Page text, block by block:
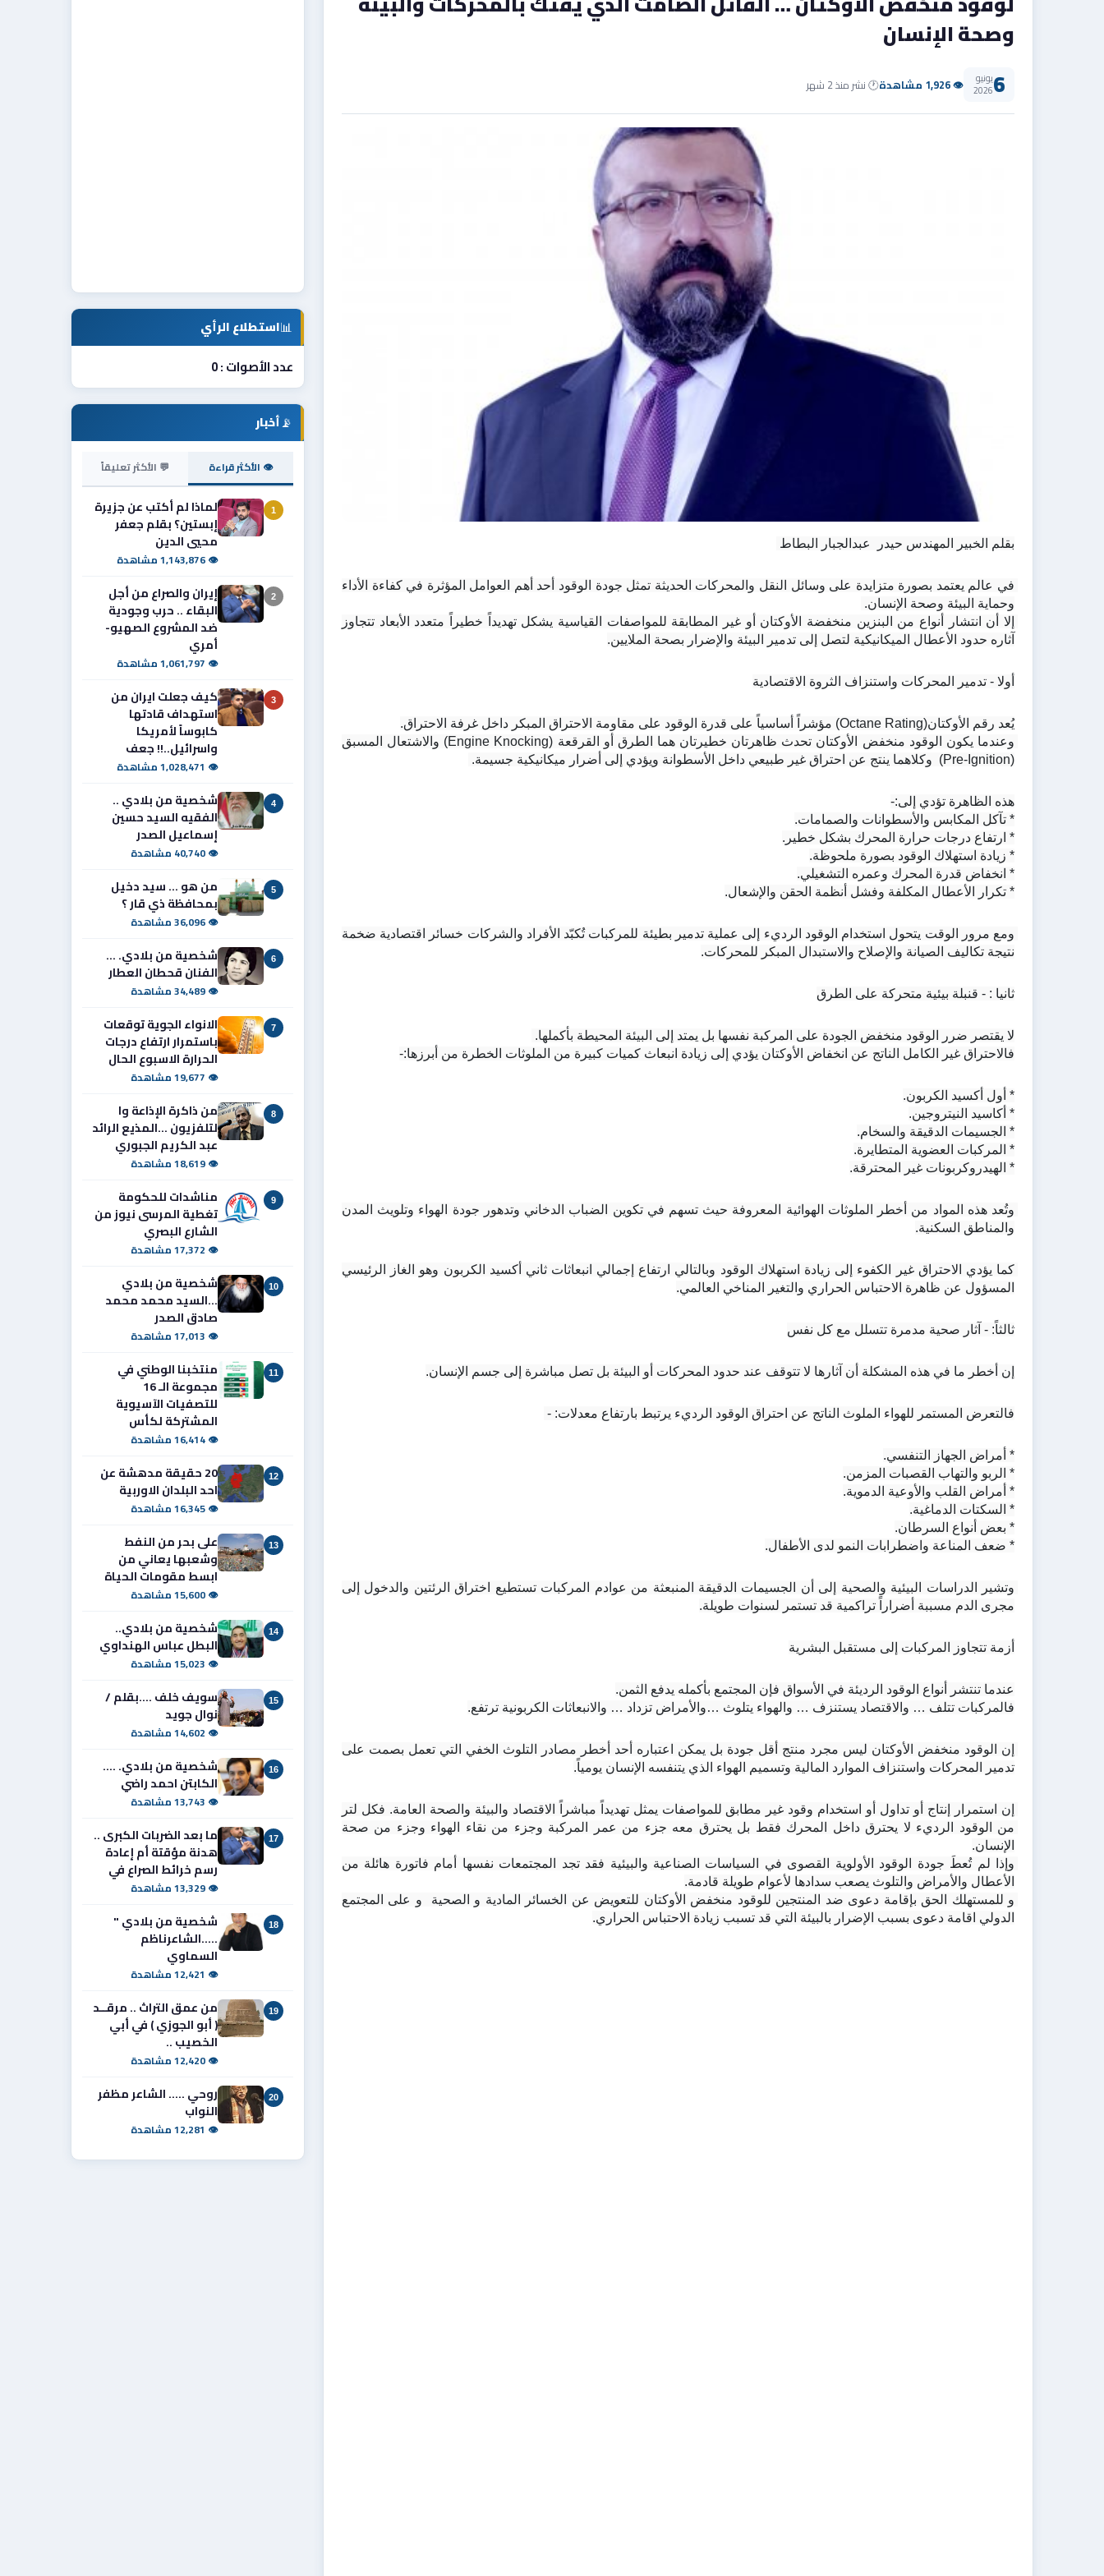
وصحة الإنسان
6يونيو
2026 👁 1,926 مشاهدة 🕐 نشر منذ 2 شهر
بقلم الخبير المهندس حيدر  عبدالجبار البطاط
وحماية البيئة وصحة الإنسان.
آثاره حدود الأعطال الميكانيكية لتصل إلى تدمير البيئة والإضرار بصحة الملايين.
أولا - تدمير المحركات واستنزاف الثروة الاقتصادية
يُعد رقم الأوكتان(Octane Rating) مؤشراً أساسياً على قدرة الوقود على مقاومة الاحتراق المبكر داخل غرفة الاحتراق.
(Pre-Ignition)  وكلاهما ينتج عن احتراق غير طبيعي داخل الأسطوانة ويؤدي إلى أضرار ميكانيكية جسيمة.
هذه الظاهرة تؤدي إلى:-
* تآكل المكابس والأسطوانات والصمامات.
* ارتفاع درجات حرارة المحرك بشكل خطير.
* زيادة استهلاك الوقود بصورة ملحوظة.
* انخفاض قدرة المحرك وعمره التشغيلي.
* تكرار الأعطال المكلفة وفشل أنظمة الحقن والإشعال.
نتيجة تكاليف الصيانة والإصلاح والاستبدال المبكر للمحركات.
ثانيا : - قنبلة بيئية متحركة على الطرق
لا يقتصر ضرر الوقود منخفض الجودة على المركبة نفسها بل يمتد إلى البيئة المحيطة بأكملها.
فالاحتراق غير الكامل الناتج عن انخفاض الأوكتان يؤدي إلى زيادة انبعاث كميات كبيرة من الملوثات الخطرة من أبرزها:-
* أول أكسيد الكربون.
* أكاسيد النيتروجين.
* الجسيمات الدقيقة والسخام.
* المركبات العضوية المتطايرة.
* الهيدروكربونات غير المحترقة.
والمناطق السكنية.
المسؤول عن ظاهرة الاحتباس الحراري والتغير المناخي العالمي.
ثالثاً: - آثار صحية مدمرة تتسلل مع كل نفس
إن أخطر ما في هذه المشكلة أن آثارها لا تتوقف عند حدود المحركات أو البيئة بل تصل مباشرة إلى جسم الإنسان.
فالتعرض المستمر للهواء الملوث الناتج عن احتراق الوقود الرديء يرتبط بارتفاع معدلات: -
* أمراض الجهاز التنفسي.
* الربو والتهاب القصبات المزمن.
* أمراض القلب والأوعية الدموية.
* السكتات الدماغية.
* بعض أنواع السرطان.
* ضعف المناعة واضطرابات النمو لدى الأطفال.
مجرى الدم مسببة أضراراً تراكمية قد تستمر لسنوات طويلة.
أزمة تتجاوز المركبات إلى مستقبل البشرية
عندما تنتشر أنواع الوقود الرديئة في الأسواق فإن المجتمع بأكمله يدفع الثمن.
فالمركبات تتلف … والاقتصاد يستنزف … والهواء يتلوث …والأمراض تزداد … والانبعاثات الكربونية ترتفع.
تدمير المحركات واستنزاف الموارد المالية وتسميم الهواء الذي يتنفسه الإنسان يومياً.
الإنسان.
الأعطال والأمراض والتلوث يصعب سدادها لأعوام طويلة قادمة.
الدولي اقامة دعوى بسبب الإضرار بالبيئة التي قد تسبب زيادة الاحتباس الحراري.
📊استطلاع الرأي
عدد الأصوات : 0
📡أخبار
👁 الأكثر قراءة 💬 الأكثر تعليقاً
1
لماذا لم أكتب عن جزيرة
إبستين؟ بقلم جعفر
محيي الدين
👁 1,143,876 مشاهدة
2
إيران والصراع من أجل
البقاء .. حرب وجودية
ضد المشروع الصهيو-
أمري
👁 1,061,797 مشاهدة
3
كيف جعلت ايران من
استهداف قادتها
كابوساً لأمريكا
واسرائيل..!! جعف
👁 1,028,471 مشاهدة
4
شخصية من بلادي ..
الفقيه السيد حسين
إسماعيل الصدر
👁 40,740 مشاهدة
5
من هو ... سيد دخيل
بمحافظة ذي قار ؟
👁 36,096 مشاهدة
6
شخصية من بلادي. ...
الفنان قحطان العطار
👁 34,489 مشاهدة
7
الانواء الجوية توقعات
باستمرار ارتفاع درجات
الحرارة الاسبوع الحال
👁 19,677 مشاهدة
8
من ذاكرة الإذاعة وا
لتلفزيون ...المذيع الرائد
عبد الكريم الجبوري
👁 18,619 مشاهدة
9
مناشدات للحكومة
تغطية المرسى نيوز من
الشارع البصري
👁 17,372 مشاهدة
10
شخصية من بلادي
...السيد محمد محمد
صادق الصدر
👁 17,013 مشاهدة
11
منتخبنا الوطني في
مجموعة الـ 16
للتصفيات الآسيوية
المشتركة لكأس
👁 16,414 مشاهدة
12
20 حقيقة مدهشة عن
احد البلدان الاوربية
👁 16,345 مشاهدة
13
على بحر من النفط
وشعبها يعاني من
ابسط مقومات الحياة
👁 15,600 مشاهدة
14
شخصية من بلادي..
البطل عباس الهنداوي
👁 15,023 مشاهدة
15
سويف خلف ....بقلم /
نوال جويد
👁 14,602 مشاهدة
16
شخصية من بلادي. ....
الكابتن احمد راضي
👁 13,743 مشاهدة
17
ما بعد الضربات الكبرى ..
هدنة مؤقتة أم إعادة
رسم خرائط الصراع في
👁 13,329 مشاهدة
18
شخصية من بلادي "
.....الشاعرناظم
السماوي
👁 12,421 مشاهدة
19
من عمق التراث .. مرقــد
( أبو الجوزي ) في أبي
الخصيب ..
👁 12,420 مشاهدة
20
روحي ..... الشاعر مظفر
النواب
👁 12,281 مشاهدة